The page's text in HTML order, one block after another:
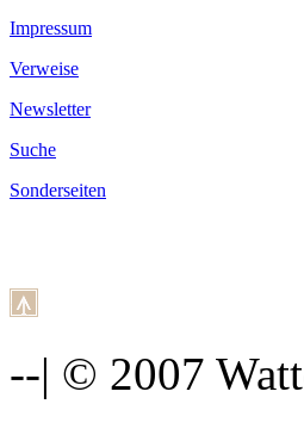
Impressum
Verweise
Newsletter
Suche
Sonderseiten
--| © 2007